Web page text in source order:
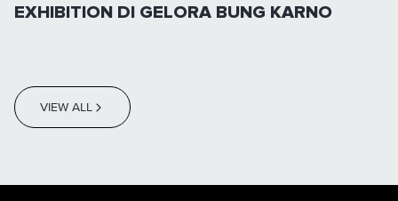
EXHIBITION DI GELORA BUNG KARNO
VIEW ALL